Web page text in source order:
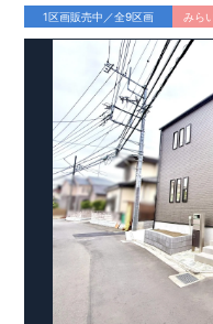
◆充実のアフターサポー
東栄住宅では、お引き渡
間の品質保証を実施。
お引き渡しからが本当の
スを外部の業者に委託せ
東栄住宅グループ「東栄
もって対応いたします。
​​↓↓クリックで詳細ご
◆長期優良住宅【済】◆
当物件は国から定められ
宅！
住宅ローンの金利優遇、
的メリットが大きいのも
東栄住宅はパワービルダ
1区画販売中／全9区画 みら